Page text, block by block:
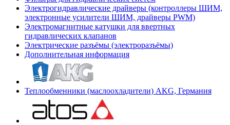
Электрогидравлические драйверы (контроллеры ШИМ,
электронные усилители ШИМ, драйверы PWM)
Электромагнитные катушки для ввертных
гидравлических клапанов
Электрические разъёмы (электроразъёмы)
Дополнительная информация
Теплообменники (маслоохладители) AKG, Германия